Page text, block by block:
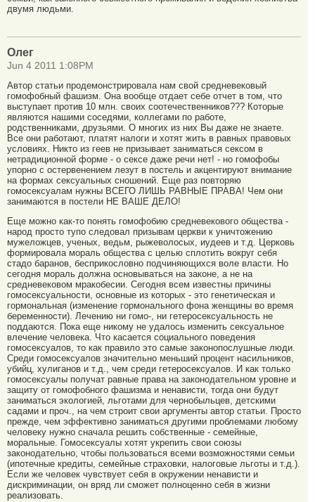
двумя людьми.
Олег
Jun 4 2011 1:08PM
Автор статьи продемонстрировала нам свой средневековый
гомофобный фашизм. Она вообще отдает себе отчет в том, что
выступает против 10 млн. своих соотечественников??? Которые
являются нашими соседями, коллегами по работе,
родственниками, друзьями. О многих из них Вы даже не знаете.
Все они работают, платят налоги и хотят жить в равных правовых
условиях. Никто из геев не призывает заниматься сексом в
нетрадиционной форме - о сексе даже речи нет! - но гомофобы
упорно с остервенением лезут в постель и акцентируют внимание
на формах сексуальных сношений. Еще раз повторяю
гомосексуалам нужны ВСЕГО ЛИШЬ РАВНЫЕ ПРАВА! Чем они
занимаются в постели НЕ ВАШЕ ДЕЛО!
Еще можно как-то понять гомофобию средневекового общества -
народ просто тупо следовал призывам церкви к уничтожению
мужеложцев, ученых, ведьм, рыжеволосых, иудеев и т.д. Церковь
формировала мораль общества с целью сплотить вокруг себя
стадо баранов, бесприкословно подчиняющихся воле власти. Но
сегодня мораль должна основываться на законе, а не на
средневековом мракобесии. Сегодня всем известны причины
гомосексуальности, основные из которых - это генетическая и
гормональная (изменение гормонального фона женщины во время
беременности). Лечению ни гомо-, ни гетеросексуальность не
поддаются. Пока еще никому не удалось изменить сексуальное
влечение человека. Что касается социального поведения
гомосексуалов, то как правило это самые законопослушные люди.
Среди гомосексуалов значительно меньший процент насильников,
убийц, хулиганов и т.д., чем среди гетеросексуалов. И как только
гомосексуалы получат равные права на законодательном уровне и
защиту от гомофобного фашизма и ненависти, тогда они будут
заниматься экологией, льготами для чернобыльцев, детскими
садами и проч., на чем строит свои аргументы автор статьи. Просто
прежде, чем эффективно заниматься другими проблемами любому
человеку нужно сначала решить собственные - семейные,
моральные. Гомосексуалы хотят укрепить свои союзы
законодательно, чтобы пользоваться всеми возможностями семьи
(ипотечные кредиты, семейные страховки, налоговые льготы и т.д.).
Если же человек чувствует себя в окружении ненависти и
дискриминации, он вряд ли сможет полноценно себя в жизни
реализовать.